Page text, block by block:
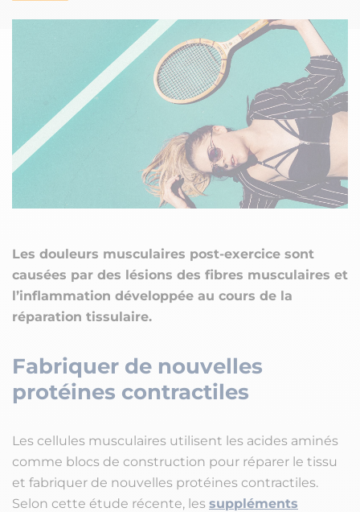
Les douleurs musculaires post-exercice sont
causées par des lésions des fibres musculaires et
l’inflammation développée au cours de la
réparation tissulaire.
Fabriquer de nouvelles
protéines contractiles
Les cellules musculaires utilisent les acides aminés
comme blocs de construction pour réparer le tissu
et fabriquer de nouvelles protéines contractiles.
Selon cette étude récente, les suppléments